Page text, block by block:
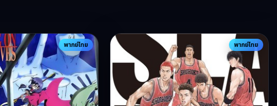
พากย์ไทย พากย์ไทย